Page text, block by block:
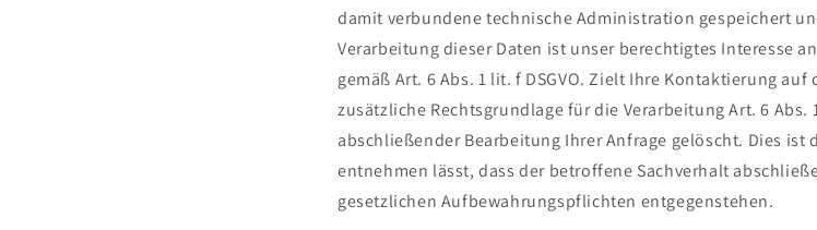
damit verbundene technische Administration gespeichert
Verarbeitung dieser Daten ist unser berechtigtes Interesse
gemäß Art. 6 Abs. 1 lit. f DSGVO. Zielt Ihre Kontaktierung
zusätzliche Rechtsgrundlage für die Verarbeitung Art. 6 Abs.
abschließender Bearbeitung Ihrer Anfrage gelöscht. Dies ist
entnehmen lässt, dass der betroffene Sachverhalt
gesetzlichen Aufbewahrungspflichten entgegenstehen.